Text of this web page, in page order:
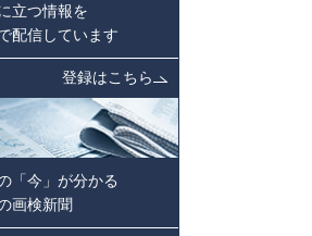
立つ情報を
配信しています
登録はこちら
「今」が分かる
画検新聞